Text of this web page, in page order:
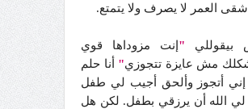
العمر لا يصرف ولا يتمتع.
بيقوللي " إنت مزوداها قوي
مش عايزة تتجوزي" أنا حلم
أتجوز وألحق أجيب لي طفل
لي الله أن يرزقي بطفل. لكن هل